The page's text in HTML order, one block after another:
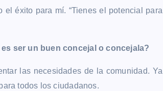
éxito para mí. “Tienes el potencial para
ser un buen concejal o concejala?
las necesidades de la comunidad. Ya
todos los ciudadanos.